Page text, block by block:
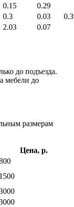
0.15
0.29
0.3
0.03
2.03 0.07
до подъезда.
мебели до
размерам
Цена, р.
1500